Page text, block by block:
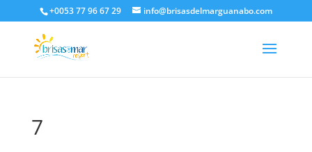
+0053 77 96 67 29 info@brisasdelmarguanabo.com
7